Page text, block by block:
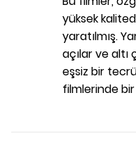
yüksek
yaratılmış.
açılar ve altı
eşsiz bir
filmlerinde bir